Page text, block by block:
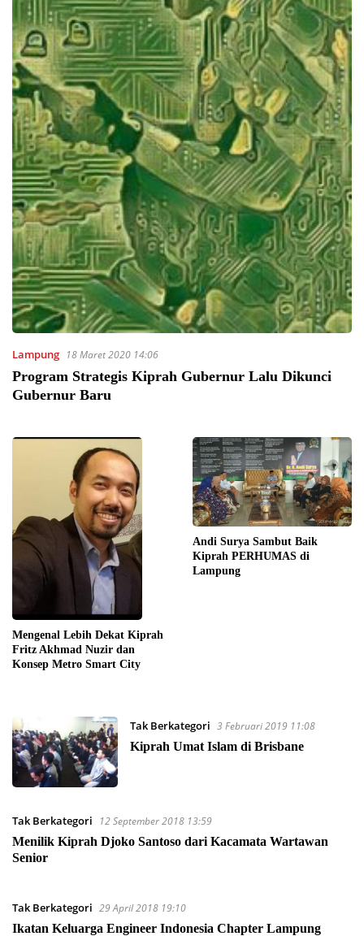
Lampung 18 Maret 2020 14:06
Program Strategis Kiprah Gubernur Lalu Dikunci
Gubernur Baru
Mengenal Lebih Dekat Kiprah
Fritz Akhmad Nuzir dan
Konsep Metro Smart City
Andi Surya Sambut Baik
Kiprah PERHUMAS di
Lampung
Tak Berkategori 3 Februari 2019 11:08
Kiprah Umat Islam di Brisbane
Tak Berkategori
12 September 2018 13:59
Menilik Kiprah Djoko Santoso dari Kacamata Wartawan
Senior
Tak Berkategori 29 April 2018 19:10
Ikatan Keluarga Engineer Indonesia Chapter Lampung